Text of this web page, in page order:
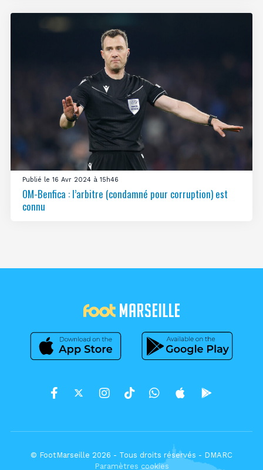
Publié le 16 Avr 2024 à 15h46
OM-Benfica : l’arbitre (condamné pour corruption) est
connu
© FootMarseille 2026 - Tous droits réservés - DMARC
Paramètres cookies